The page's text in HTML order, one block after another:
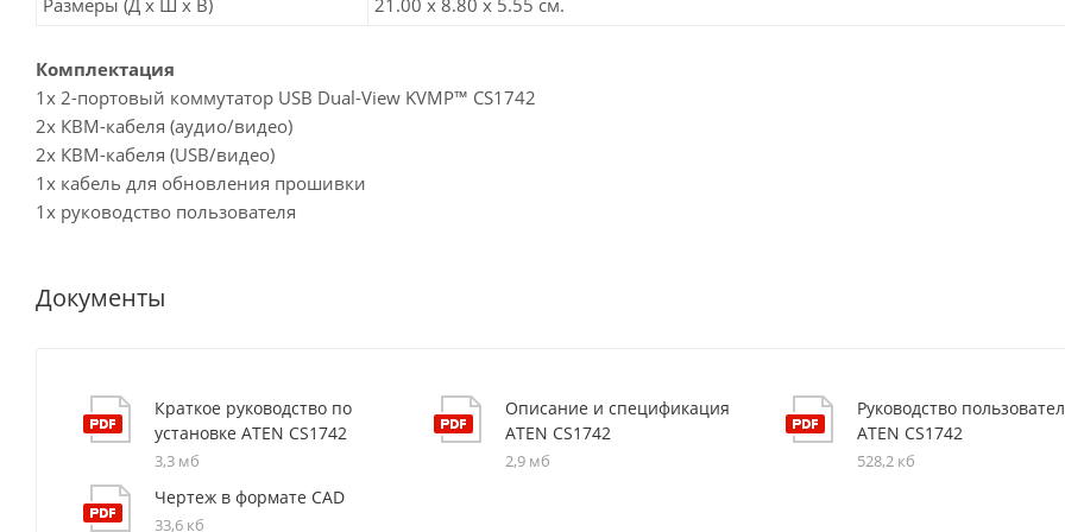
Комплектация
1х 2-портовый коммутатор USB Dual-View KVMP™ CS1742
2х КВМ-кабеля (аудио/видео)
2х КВМ-кабеля (USB/видео)
1х кабель для обновления прошивки
1x руководство пользователя
Документы
Краткое руководство по
установке ATEN CS1742
3,3 мб
Описание и спецификация
ATEN CS1742
2,9 мб
Руководство
ATEN CS1742
528,2 кб
Чертеж в формате CAD
33,6 кб